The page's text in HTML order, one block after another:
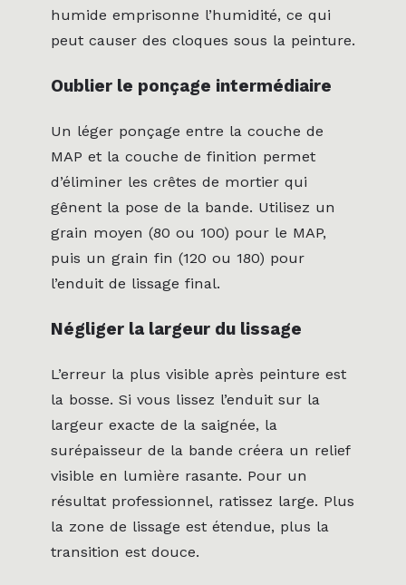
humide emprisonne l’humidité, ce qui
peut causer des cloques sous la peinture.
Oublier le ponçage intermédiaire
Un léger ponçage entre la couche de
MAP et la couche de finition permet
d’éliminer les crêtes de mortier qui
gênent la pose de la bande. Utilisez un
grain moyen (80 ou 100) pour le MAP,
puis un grain fin (120 ou 180) pour
l’enduit de lissage final.
Négliger la largeur du lissage
L’erreur la plus visible après peinture est
la bosse. Si vous lissez l’enduit sur la
largeur exacte de la saignée, la
surépaisseur de la bande créera un relief
visible en lumière rasante. Pour un
résultat professionnel, ratissez large. Plus
la zone de lissage est étendue, plus la
transition est douce.